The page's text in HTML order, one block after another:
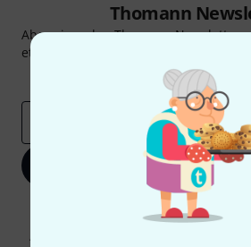
Thomann
Abonniere den Thomann Newsletter
etwas Glück einen von
Inspirierende Beiträge
Deals
Jetzt anmelden
Mit Klick auf „Jetzt anmelden“ stimmen
Werbung und einer Messung des E-Mail-
Abmeldung ist jederzeit möglich. Weitere